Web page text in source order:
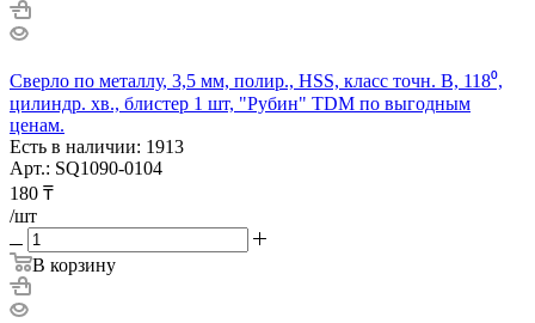
Сверло по металлу, 3,5 мм, полир., HSS, класс точн. В, 118⁰,
цилиндр. хв., блистер 1 шт, "Рубин" TDM по выгодным
ценам.
Есть в наличии: 1913
Арт.: SQ1090-0104
180 ₸
/шт
В корзину